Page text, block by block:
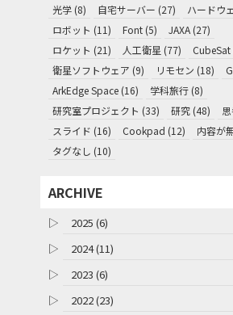
光学 (8)
自宅サーバー (27)
ハードウ
ロボット (11)
Font (5)
JAXA (27)
ロケット (21)
人工衛星 (77)
CubeSat
衛星ソフトウェア (9)
リモセン (18)
ArkEdge Space (16)
学科旅行 (8)
研究室プロジェクト (33)
研究 (48)
スライド (16)
Cookpad (12)
内容が
タグなし (10)
ARCHIVE
▷
2025 (6)
▷
2024 (11)
▷
2023 (6)
▷
2022 (23)